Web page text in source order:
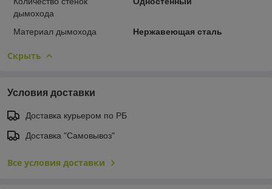
дымохода
Материал дымохода Нержавеющая сталь
Скрыть
Условия доставки
Доставка курьером по РБ
Доставка "Самовывоз"
Все условия доставки